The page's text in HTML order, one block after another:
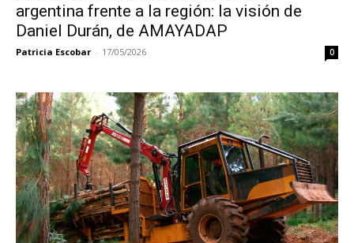
argentina frente a la región: la visión de
Daniel Durán, de AMAYADAP
Patricia Escobar - 17/05/2026 0